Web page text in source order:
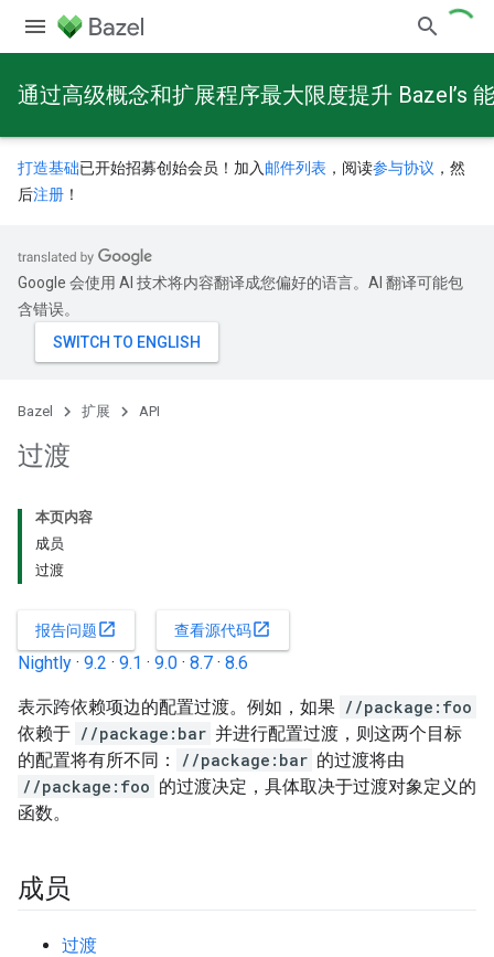
通过高级概念和扩展程序最大限度提升 Bazel’s
打造基础已开始招募创始会员！加入 邮件列表 ，阅读参与协议 ，然
后注册 ！
Google 会使用 AI 技术将内容翻译成您偏好的语言。AI 翻译可能包
含错误。
Bazel 扩展 API
过渡
本页内容
成员
过渡
报告问题open_in_new 查看源代码open_in_new
Nightly · 9.2 · 9.1 · 9.0 · 8.7 · 8.6
表示跨依赖项边的配置过渡。例如，如果 //package:foo
依赖于 //package:bar 并进行配置过渡，则这两个目标
的配置将有所不同：
//package:bar 的过渡将由
//package:foo 的过渡决定，具体取决于过渡对象定义的
函数。
成员
过渡